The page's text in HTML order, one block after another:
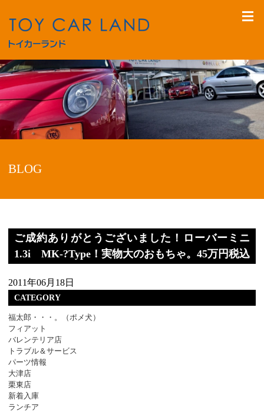
BLOG
ご成約ありがとうございました！ローバーミニ
1.3i MK-?Type！実物大のおもちゃ。45万円税込
2011年06月18日
CATEGORY
福太郎・・・。（ポメ犬）
フィアット
バレンテリア店
トラブル＆サービス
パーツ情報
大津店
栗東店
新着入庫
ランチア